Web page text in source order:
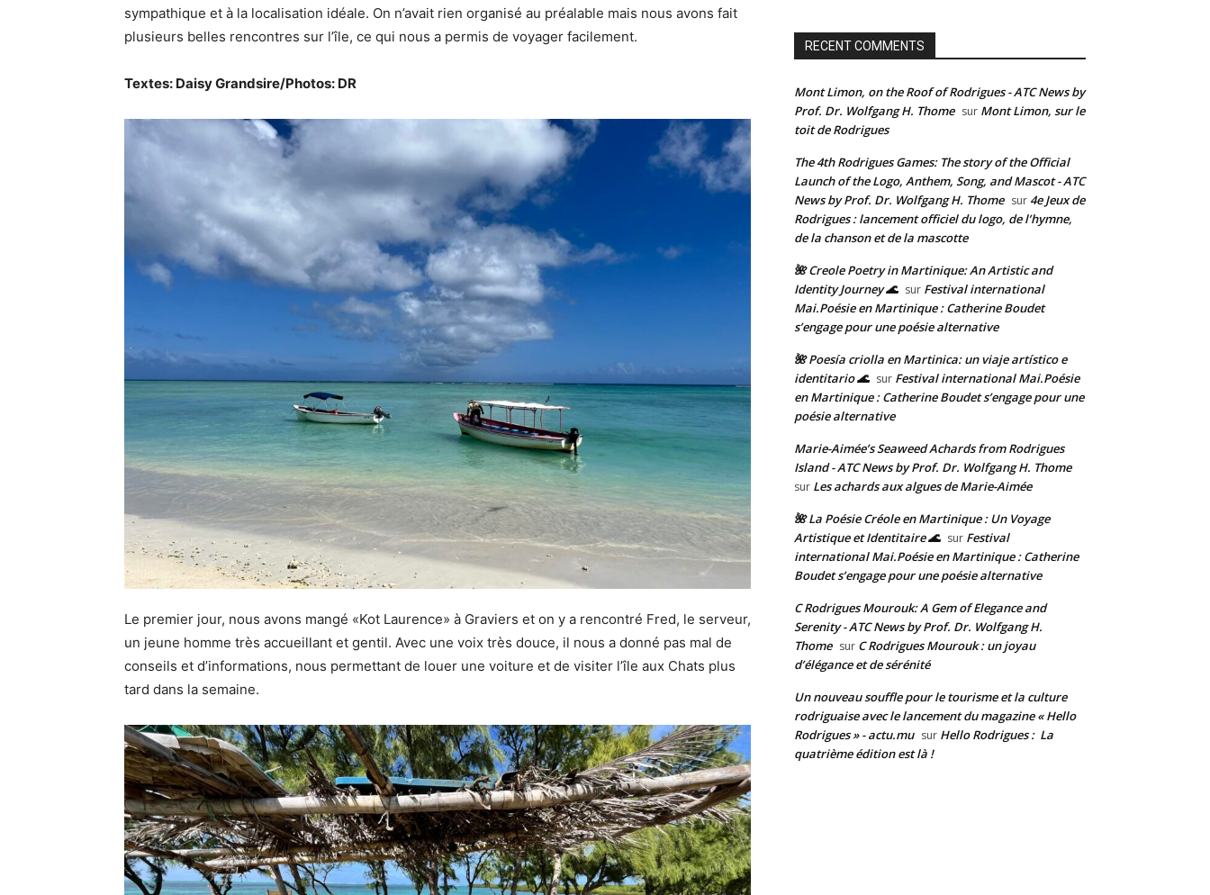
sympathique et à la localisation idéale. On n’avait rien organisé au préalable mais nous avons fait
plusieurs belles rencontres sur l’île, ce qui nous a permis de voyager facilement.
Textes: Daisy Grandsire/Photos: DR
Le premier jour, nous avons mangé «Kot Laurence» à Graviers et on y a rencontré Fred, le serveur,
un jeune homme très accueillant et gentil. Avec une voix très douce, il nous a donné pas mal de
conseils et d’informations, nous permettant de louer une voiture et de visiter l’île aux Chats plus
tard dans la semaine.
RECENT COMMENTS
Mont Limon, on the Roof of Rodrigues - ATC News by
Prof. Dr. Wolfgang H. Thome sur Mont Limon, sur le
toit de Rodrigues
The 4th Rodrigues Games: The story of the Official
Launch of the Logo, Anthem, Song, and Mascot - ATC
News by Prof. Dr. Wolfgang H. Thome sur4e Jeux de
Rodrigues : lancement officiel du logo, de l’hymne,
de la chanson et de la mascotte
🌺 Creole Poetry in Martinique: An Artistic and
Identity Journey 🌊 sur Festival international
Mai.Poésie en Martinique : Catherine Boudet
s’engage pour une poésie alternative
🌺 Poesía criolla en Martinica: un viaje artístico e
identitario 🌊 sur Festival international Mai.Poésie
en Martinique : Catherine Boudet s’engage pour une
poésie alternative
Marie-Aimée’s Seaweed Achards from Rodrigues
Island - ATC News by Prof. Dr. Wolfgang H. Thome
sur Les achards aux algues de Marie-Aimée
🌺 La Poésie Créole en Martinique : Un Voyage
Artistique et Identitaire 🌊 sur Festival
international Mai.Poésie en Martinique : Catherine
Boudet s’engage pour une poésie alternative
C Rodrigues Mourouk: A Gem of Elegance and
Serenity - ATC News by Prof. Dr. Wolfgang H.
Thome sur C Rodrigues Mourouk : un joyau
d’élégance et de sérénité
Un nouveau souffle pour le tourisme et la culture
rodriguaise avec le lancement du magazine « Hello
Rodrigues » - actu.mu sur Hello Rodrigues : La
quatrième édition est là !